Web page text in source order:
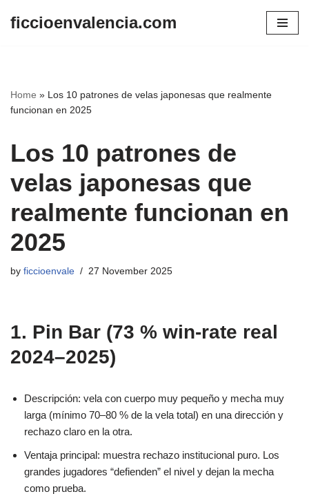
ficcioenvalencia.com
Home » Los 10 patrones de velas japonesas que realmente
funcionan en 2025
Los 10 patrones de
velas japonesas que
realmente funcionan en
2025
by ficcioenvale 27 November 2025
1. Pin Bar (73 % win-rate real
2024–2025)
Descripción: vela con cuerpo muy pequeño y mecha muy
larga (mínimo 70–80 % de la vela total) en una dirección y
rechazo claro en la otra.
Ventaja principal: muestra rechazo institucional puro. Los
grandes jugadores “defienden” el nivel y dejan la mecha
como prueba.